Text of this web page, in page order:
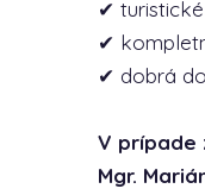
✔
✔
✔ dobrá
V prípade
Mgr.